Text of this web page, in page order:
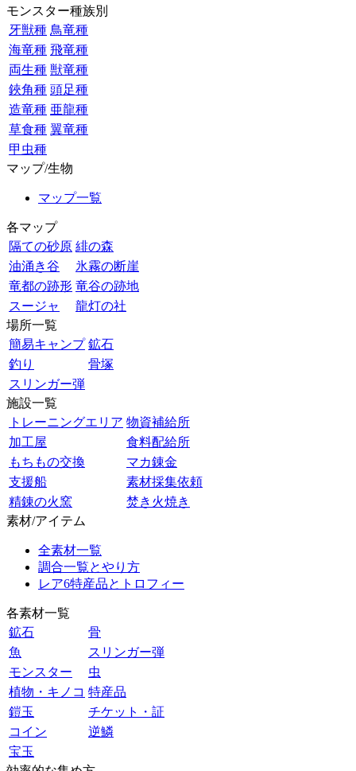
モンスター種族別
牙獣種 鳥竜種
海竜種 飛竜種
両生種 獣竜種
鋏角種 頭足種
造竜種 亜龍種
草食種 翼竜種
甲虫種
マップ/生物
マップ一覧
各マップ
隔ての砂原 緋の森
油涌き谷
氷霧の断崖
竜都の跡形 竜谷の跡地
スージャ
龍灯の社
場所一覧
簡易キャンプ 鉱石
釣り
骨塚
スリンガー弾
施設一覧
トレーニングエリア 物資補給所
加工屋
食料配給所
もちもの交換
マカ錬金
支援船
素材採集依頼
精錬の火窯
焚き火焼き
素材/アイテム
全素材一覧
調合一覧とやり方
レア6特産品とトロフィー
各素材一覧
鉱石
骨
魚
スリンガー弾
モンスター
虫
植物・キノコ 特産品
鎧玉
チケット・証
コイン
逆鱗
宝玉